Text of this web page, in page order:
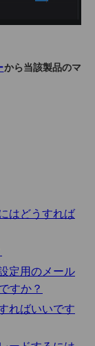
から当該製品のマ
はどうすれば
定用のメール
すか？
ればいいです